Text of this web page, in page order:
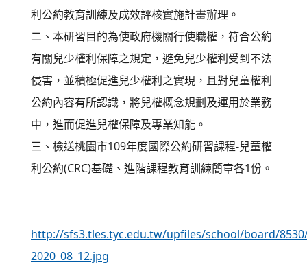
利公約教育訓練及成效評核實施計畫辦理。
二、本研習目的為使政府機關行使職權，符合公約
有關兒少權利保障之規定，避免兒少權利受到不法
侵害，並積極促進兒少權利之實現，且對兒童權利
公約內容有所認識，將兒權概念規劃及運用於業務
中，進而促進兒權保障及專業知能。
三、檢送桃園市109年度國際公約研習課程-兒童權
利公約(CRC)基礎、進階課程教育訓練簡章各1份。
http://sfs3.tles.tyc.edu.tw/upfiles/school/board/8530/
2020_08_12.jpg